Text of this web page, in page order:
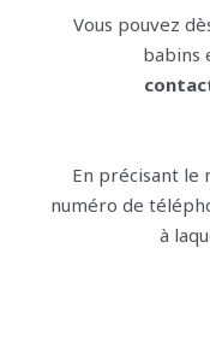
Vous pouvez
babins
En précisant le
numéro de
à